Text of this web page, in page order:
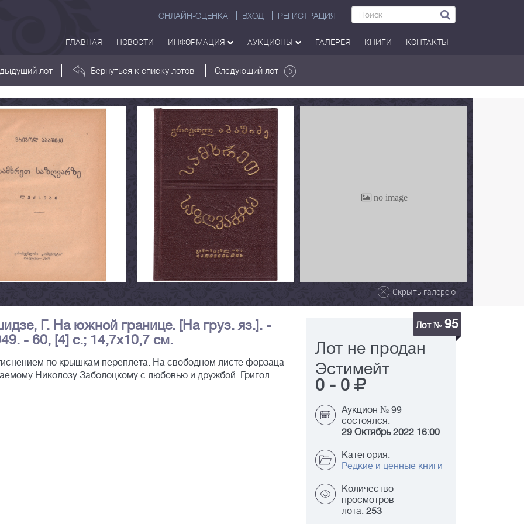
ОНЛАЙН-ОЦЕНКА ВХОД РЕГИСТРАЦИЯ
ГЛАВНАЯ НОВОСТИ ИНФОРМАЦИЯ АУКЦИОНЫ ГАЛЕРЕЯ КНИГИ КОНТАКТЫ
лот Вернуться к списку лотов Следующий лот
Скрыть галерею
Г. На южной границе. [На груз. яз.]. -
- 60, [4] с.; 14,7х10,7 см.
по крышкам переплета. На свободном листе форзаца
Николозу Заболоцкому с любовью и дружбой. Григол
Лот № 95
Лот не продан
Эстимейт
0 - 0
Аукцион № 99
состоялся:
29 Октябрь 2022 16:00
Категория:
Редкие и ценные книги
Количество
просмотров
лота: 253